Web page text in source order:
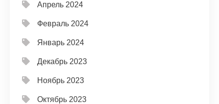
Апрель 2024
Февраль 2024
Январь 2024
Декабрь 2023
Ноябрь 2023
Октябрь 2023